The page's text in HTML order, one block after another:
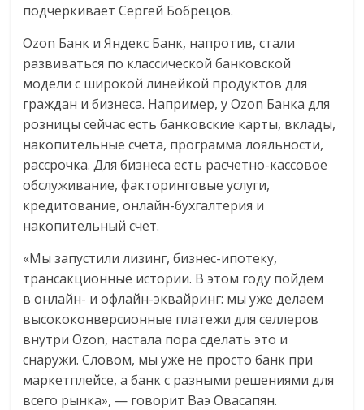
подчеркивает Сергей Бобрецов.
Ozon Банк и Яндекс Банк, напротив, стали
развиваться по классической банковской
модели с широкой линейкой продуктов для
граждан и бизнеса. Например, у Ozon Банка для
розницы сейчас есть банковские карты, вклады,
накопительные счета, программа лояльности,
рассрочка. Для бизнеса есть расчетно-кассовое
обслуживание, факторинговые услуги,
кредитование, онлайн-бухгалтерия и
накопительный счет.
«Мы запустили лизинг, бизнес-ипотеку,
трансакционные истории. В этом году пойдем
в онлайн- и офлайн-эквайринг: мы уже делаем
высококонверсионные платежи для селлеров
внутри Ozon, настала пора сделать это и
снаружи. Словом, мы уже не просто банк при
маркетплейсе, а банк с разными решениями для
всего рынка», — говорит Ваэ Овасапян.